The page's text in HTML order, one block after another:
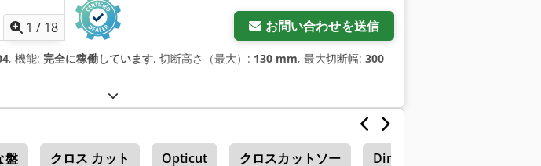
1 / 18 お問い合わせを送信
, 機能: 完全に稼働しています, 切断高さ（最大）: 130 mm, 最大切断幅: 300
盤 クロス カット Opticut クロスカットソー Dimter